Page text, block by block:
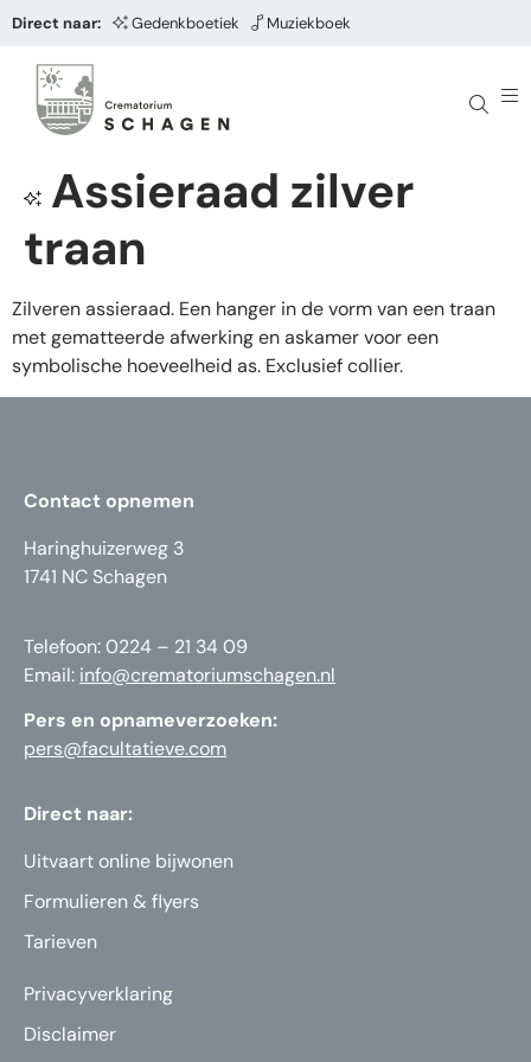
Direct naar: Gedenkboetiek Muziekboek
Assieraad zilver
traan
Zilveren assieraad. Een hanger in de vorm van een traan
met gematteerde afwerking en askamer voor een
symbolische hoeveelheid as. Exclusief collier.
Contact opnemen
Haringhuizerweg 3
1741 NC Schagen
Telefoon: 0224 – 21 34 09
Email: info@crematoriumschagen.nl
Pers en opnameverzoeken:
pers@facultatieve.com
Direct naar:
Uitvaart online bijwonen
Formulieren & flyers
Tarieven
Privacyverklaring
Disclaimer